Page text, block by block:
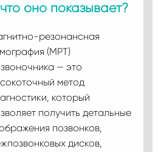
оно показывает?
резонансная
(МРТ)
— это
метод
который
получить детальные
позвонков,
дисков,